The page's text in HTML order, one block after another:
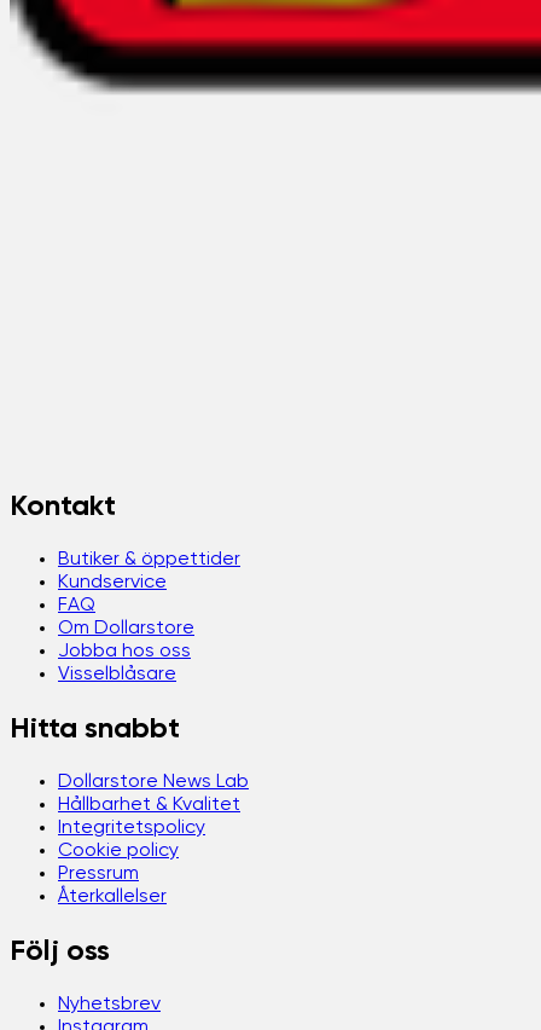
Kontakt
Butiker & öppettider
Kundservice
FAQ
Om Dollarstore
Jobba hos oss
Visselblåsare
Hitta snabbt
Dollarstore News Lab
Hållbarhet & Kvalitet
Integritetspolicy
Cookie policy
Pressrum
Återkallelser
Följ oss
Nyhetsbrev